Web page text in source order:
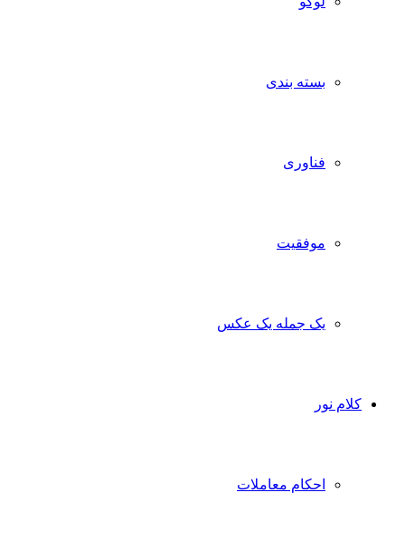
بسته بندی
فناوری
موفقیت
یک جمله یک عکس
کلام نور
احکام معاملات